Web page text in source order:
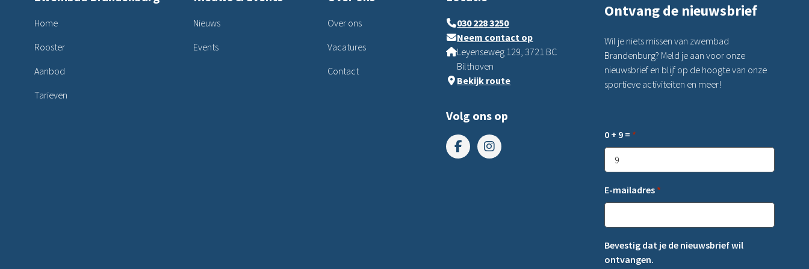
Home
Rooster
Aanbod
Tarieven
Nieuws
Events
Over ons
Vacatures
Contact
030 228 3250
Neem contact op
Leyenseweg 129, 3721 BC
Bilthoven
Bekijk route
Volg ons op
Ontvang de nieuwsbrief
Wil je niets missen van zwembad
Brandenburg? Meld je aan voor onze
nieuwsbrief en blijf op de hoogte van onze
sportieve activiteiten en meer!
0 + 9 = *
E-mailadres*
Bevestig dat je de nieuwsbrief wil
ontvangen.